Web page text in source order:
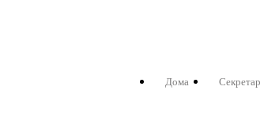
Дома Секретар